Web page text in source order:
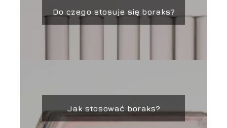
Do czego stosuje się boraks?
Jak stosować boraks?